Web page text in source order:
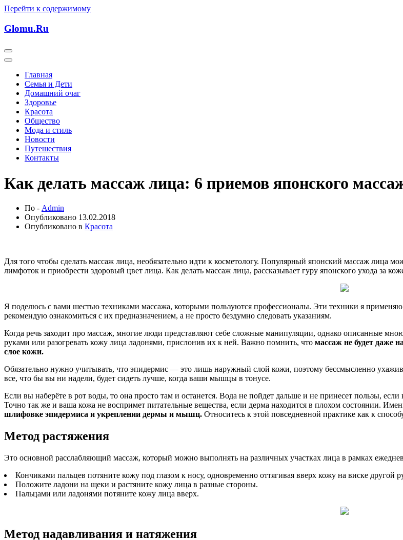
Перейти к содержимому
Glomu.Ru
Главная
Семья и Дети
Домашний очаг
Здоровье
Красота
Общество
Мода и стиль
Новости
Путешествия
Контакты
Как делать массаж лица: 6 приемов японского
По - Admin
Опубликовано 13.02.2018
Опубликовано в Красота
Для того чтобы сделать массаж лица, необязательно идти к косметологу. Популярный японский массаж лица
лимфоток и приобрести здоровый цвет лица. Как делать массаж лица, рассказывает гуру японского ухода за
Я поделюсь с вами шестью техниками массажа, которыми пользуются профессионалы. Эти техники я
рекомендую ознакомиться с их предназначением, а не просто бездумно следовать указаниям.
Когда речь заходит про массаж, многие люди представляют себе сложные манипуляции, однако описанные
руками или разогревать кожу лица ладонями, прислонив их к ней. Важно помнить, что массаж не будет даже
слое кожи.
Обязательно нужно учитывать, что эпидермис — это лишь наружный слой кожи, поэтому бессмысленно
все, что бы вы ни надели, будет сидеть лучше, когда ваши мышцы в тонусе.
Если вы наберёте в рот воды, то она просто там и останется. Вода не пойдет дальше и не принесет пользы,
Точно так же и ваша кожа не воспримет питательные вещества, если дерма находится в плохом состоянии.
шлифовке эпидермиса и укреплении дермы и мышц. Относитесь к этой повседневной практике как к
Метод растяжения
Это основной расслабляющий массаж, который можно выполнять на различных участках лица в рамках
Кончиками пальцев потяните кожу под глазом к носу, одновременно оттягивая вверх кожу на виске другой
Положите ладони на щеки и растяните кожу лица в разные стороны.
Пальцами или ладонями потяните кожу лица вверх.
Метод надавливания и натяжения